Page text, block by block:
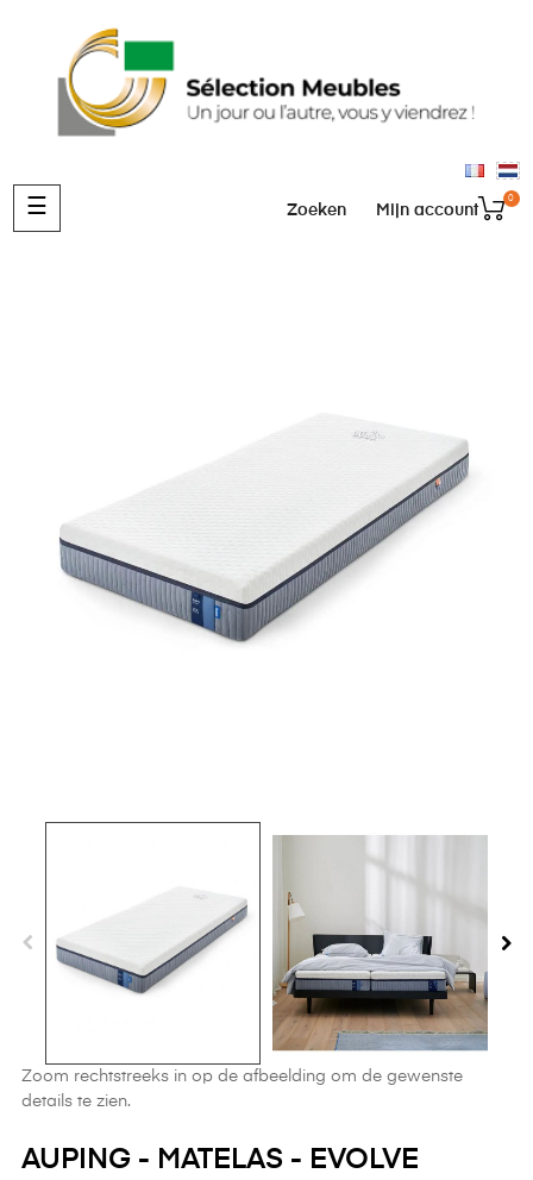
Toggle
navigation
☰ 0
Mijn account
Zoeken
Zoom rechtstreeks in op de afbeelding om de gewenste
details te zien.
AUPING - MATELAS - EVOLVE